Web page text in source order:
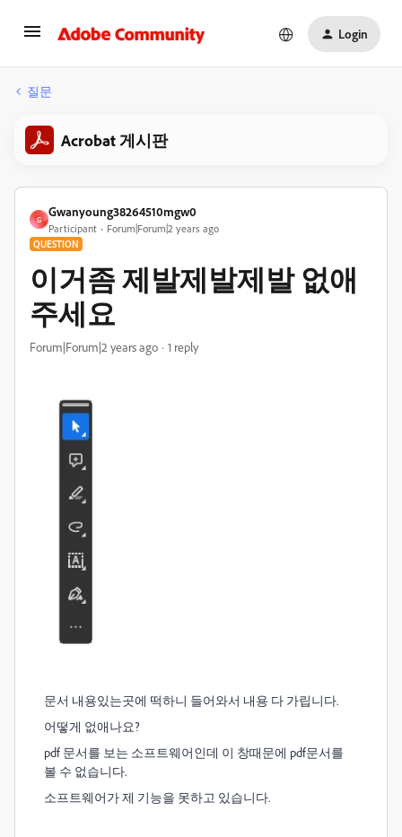
Login
질문
Acrobat 게시판
G
Gwanyoung38264510mgw0
Participant Forum|Forum|2 years ago
QUESTION
이거좀 제발제발제발 없애
주세요
Forum|Forum|2 years ago 1 reply
문서 내용있는곳에 떡하니 들어와서 내용 다 가립니다.
어떻게 없애나요?
pdf 문서를 보는 소프트웨어인데 이 창때문에 pdf문서를
볼 수 없습니다.
소프트웨어가 제 기능을 못하고 있습니다.